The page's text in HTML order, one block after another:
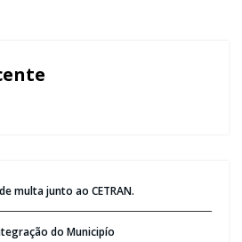
multa junto ao CETRAN.
do Municipío